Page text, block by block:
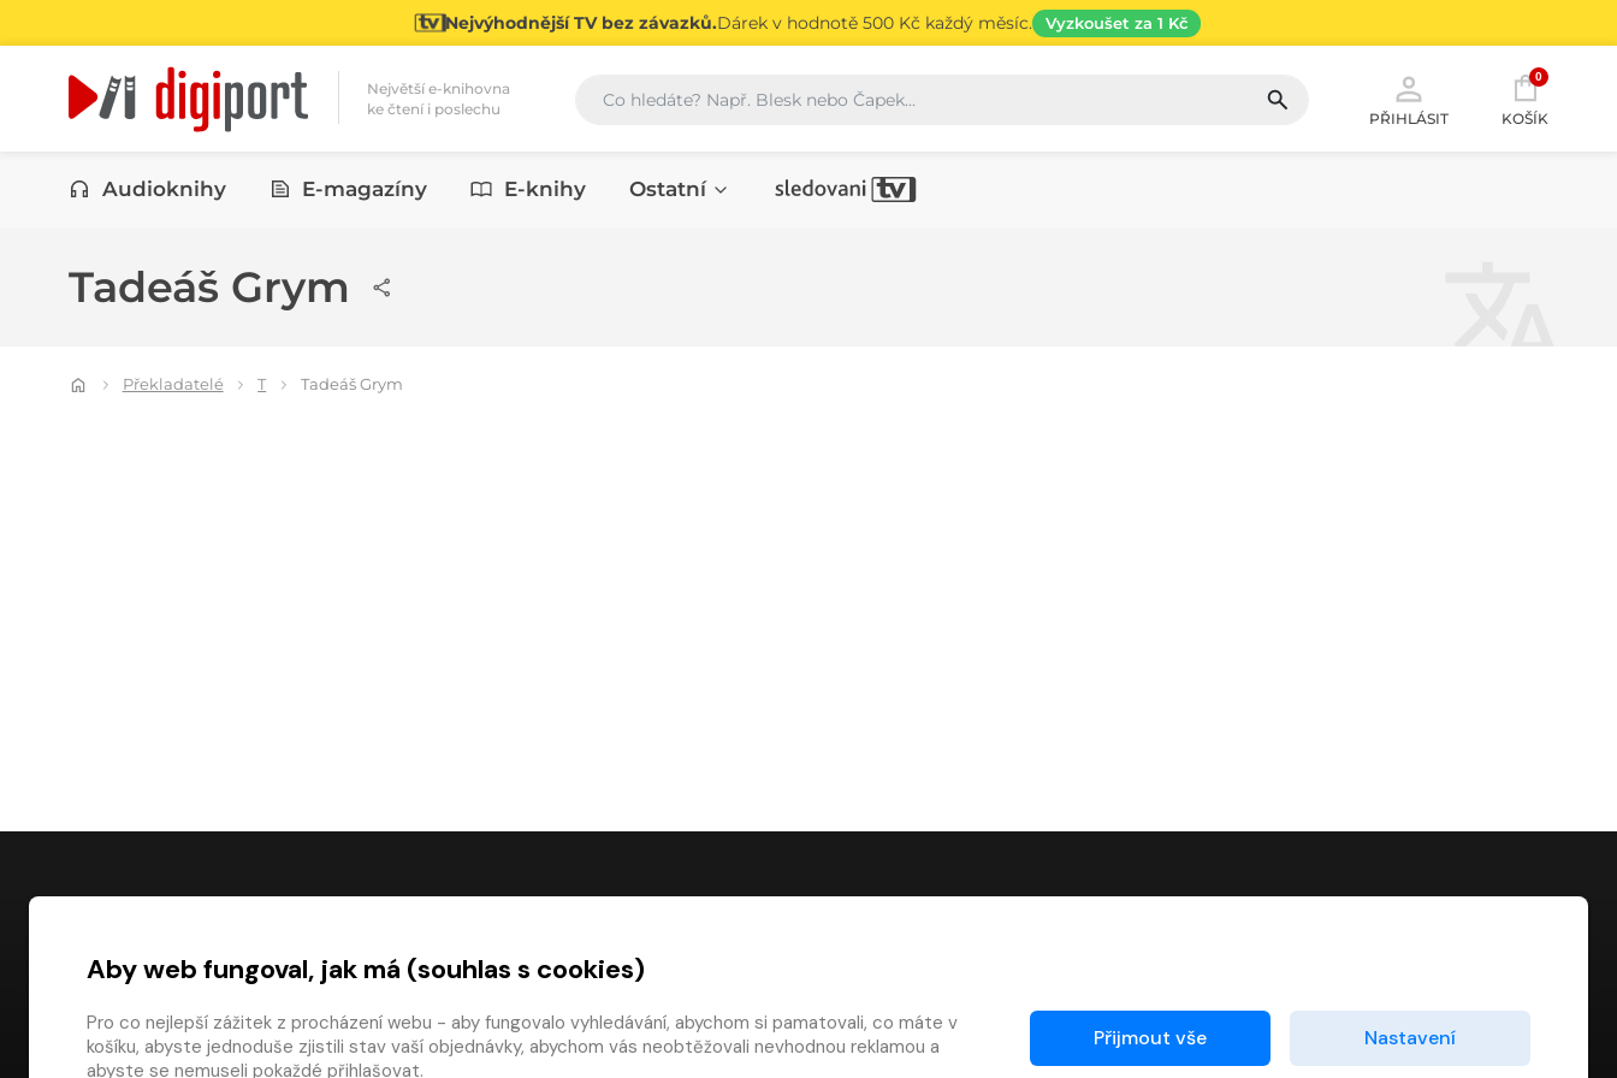
Nejvýhodnější TV bez závazků.Dárek v hodnotě 500 Kč každý měsíc. Vyzkoušet za 1 Kč
Největší e-knihovna
ke čtení i poslechu
Vyhledávání
PŘIHLÁSIT
0
KOŠÍK
Kategorie
Audioknihy E-magazíny E-knihy Ostatní
Tadeáš Grym
Překladatelé T Tadeáš Grym
digiport.cz © 2026
Časté dotazy
Platba
Obchodní podmínky
Kontakty
Články
Aby web fungoval, jak má (souhlas s cookies)
Pro co nejlepší zážitek z procházení webu - aby fungovalo vyhledávání, abychom si pamatovali, co máte v
košíku, abyste jednoduše zjistili stav vaší objednávky, abychom vás neobtěžovali nevhodnou reklamou a
abyste se nemuseli pokaždé přihlašovat.
Přijmout vše Nastavení